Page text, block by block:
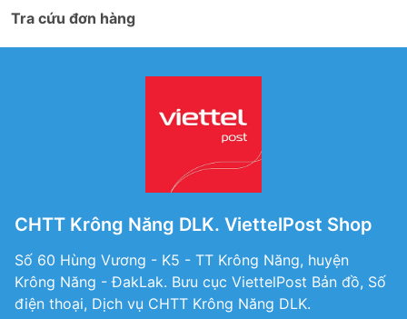
Tra cứu đơn hàng
CHTT Krông Năng DLK. ViettelPost Shop
Số 60 Hùng Vương - K5 - TT Krông Năng, huyện
Krông Năng - ĐakLak. Bưu cục ViettelPost Bản đồ, Số
điện thoại, Dịch vụ CHTT Krông Năng DLK.